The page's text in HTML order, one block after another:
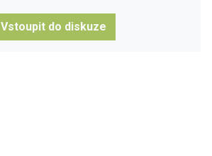
Vstoupit do diskuze